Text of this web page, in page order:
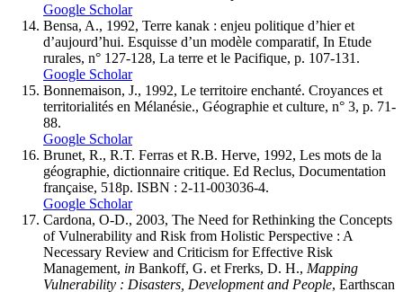
Google Scholar
Bensa, A., 1992, Terre kanak : enjeu politique d’hier et
d’aujourd’hui. Esquisse d’un modèle comparatif, In Etude
rurales, n° 127-128, La terre et le Pacifique, p. 107-131.
Google Scholar
Bonnemaison, J., 1992, Le territoire enchanté. Croyances et
territorialités en Mélanésie., Géographie et culture, n° 3, p. 71-
88.
Google Scholar
Brunet, R., R.T. Ferras et R.B. Herve, 1992, Les mots de la
géographie, dictionnaire critique. Ed Reclus, Documentation
française, 518p. ISBN : 2-11-003036-4.
Google Scholar
Cardona, O-D., 2003, The Need for Rethinking the Concepts
of Vulnerability and Risk from Holistic Perspective : A
Necessary Review and Criticism for Effective Risk
Management, in Bankoff, G. et Frerks, D. H., Mapping
Vulnerability : Disasters, Development and People, Earthscan